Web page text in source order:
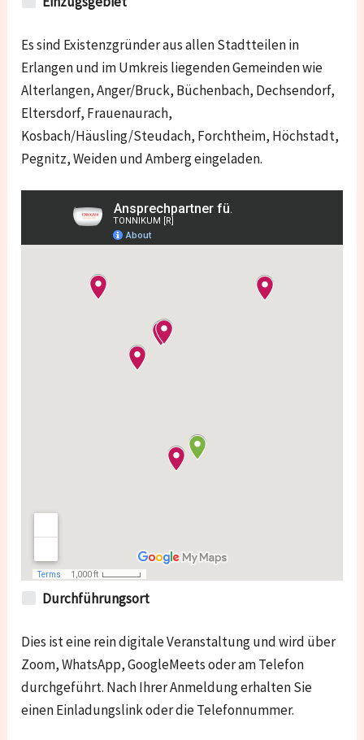
Es sind Existenzgründer aus allen Stadtteilen in
Erlangen und im Umkreis liegenden Gemeinden wie
Alterlangen, Anger/Bruck, Büchenbach, Dechsendorf,
Eltersdorf, Frauenaurach,
Kosbach/Häusling/Steudach, Forchtheim, Höchstadt,
Pegnitz, Weiden und Ambergeingeladen.
Durchführungsort
Dies ist eine rein digitale Veranstaltung und wird über
Zoom, WhatsApp, GoogleMeets oder am Telefon
durchgeführt. Nach Ihrer Anmeldung erhalten Sie
einen Einladungslink oder die Telefonnummer.